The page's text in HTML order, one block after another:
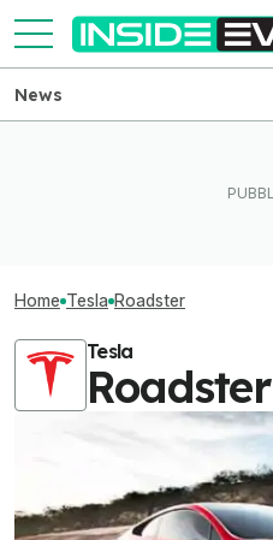
News
Home Tesla Roadster
Tesla
Roadster